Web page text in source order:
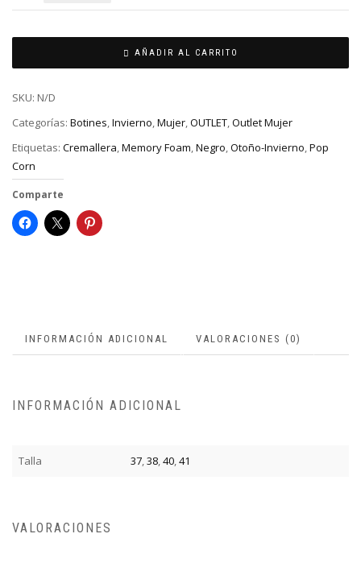
AÑADIR AL CARRITO
SKU: N/D
Categorías: Botines,Invierno,Mujer,OUTLET,Outlet Mujer
Etiquetas: Cremallera,Memory Foam,Negro,Otoño-Invierno,Pop
Corn
Comparte
INFORMACIÓN ADICIONAL VALORACIONES (0)
INFORMACIÓN ADICIONAL
Talla 37,38,40,41
VALORACIONES